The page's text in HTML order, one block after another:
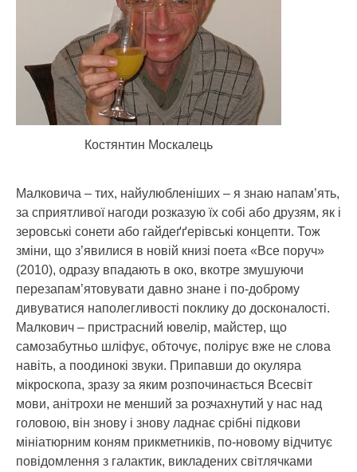
Костянтин Москалець
Малковича – тих, найулюбленіших – я знаю напам’ять,
за сприятливої нагоди розказую їх собі або друзям, як і
зеровські сонети або гайдеґґерівські концепти. Тож
зміни, що з’явилися в новій книзі поета «Все поруч»
(2010), одразу впадають в око, вкотре змушуючи
перезапам’ятовувати давно знане і по-доброму
дивуватися наполегливості поклику до досконалості.
Малкович – пристрасний ювелір, майстер, що
самозабутньо шліфує, обточує, полірує вже не слова
навіть, а поодинокі звуки. Припавши до окуляра
мікроскопа, зразу за яким розпочинається Всесвіт
мови, анітрохи не менший за розчахнутий у нас над
головою, він знову і знову ладнає срібні підкови
мініатюрним коням прикметників, по-новому відчитує
повідомлення з галактик, викладених світлячками